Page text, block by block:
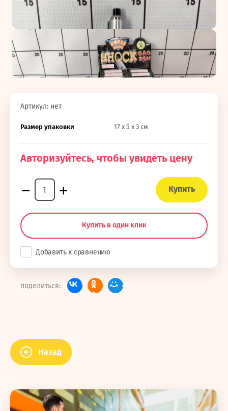
Артикул: нет
Размер упаковки 17 х 5 х 3 см
Авторизуйтесь, чтобы увидеть цену
− + Купить
Купить в один клик
Добавить к сравнению
поделиться:
Назад